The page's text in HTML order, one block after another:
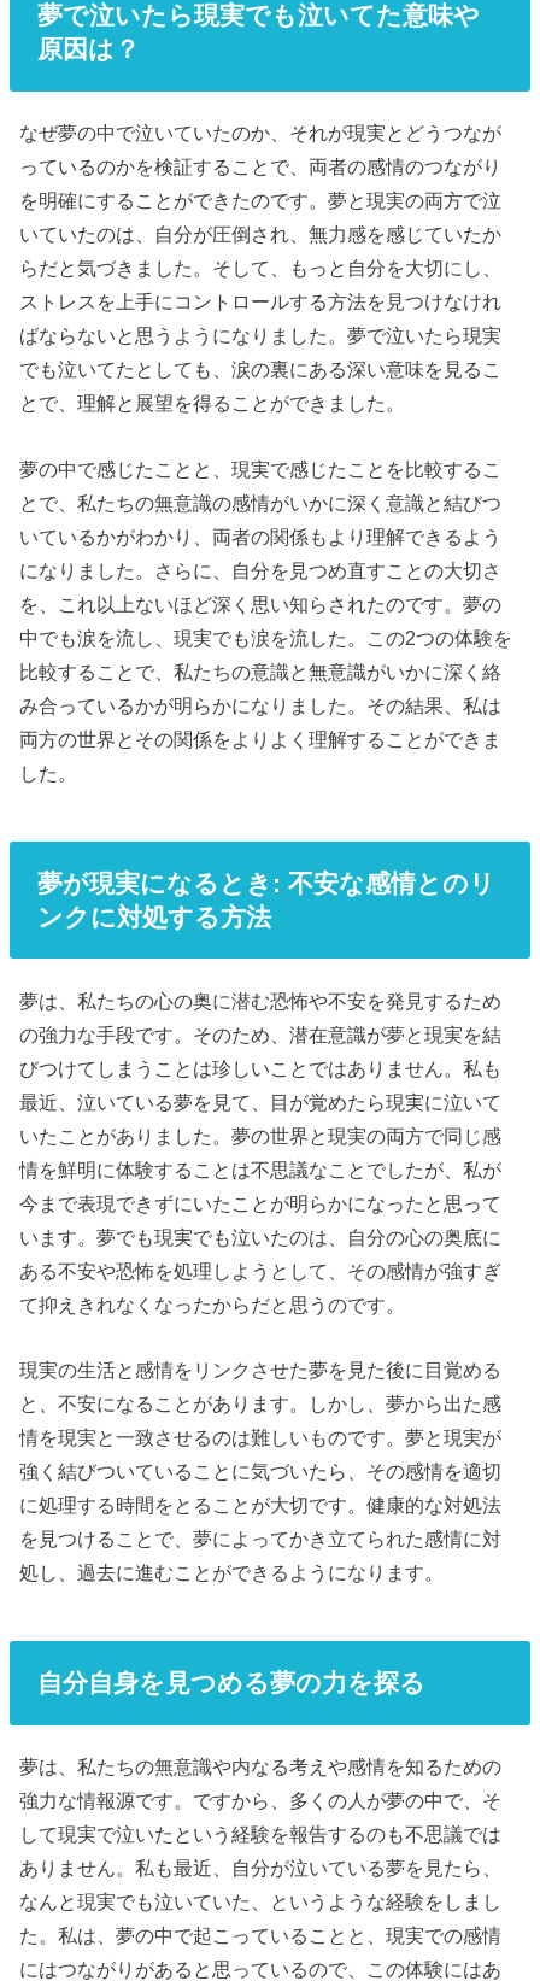
夢で泣いたら現実でも泣いてた意味や
原因は？
なぜ夢の中で泣いていたのか、それが現実とどうつなが
っているのかを検証することで、両者の感情のつながり
を明確にすることができたのです。夢と現実の両方で泣
いていたのは、自分が圧倒され、無力感を感じていたか
らだと気づきました。そして、もっと自分を大切にし、
ストレスを上手にコントロールする方法を見つけなけれ
ばならないと思うようになりました。夢で泣いたら現実
でも泣いてたとしても、涙の裏にある深い意味を見るこ
とで、理解と展望を得ることができました。
夢の中で感じたことと、現実で感じたことを比較するこ
とで、私たちの無意識の感情がいかに深く意識と結びつ
いているかがわかり、両者の関係もより理解できるよう
になりました。さらに、自分を見つめ直すことの大切さ
を、これ以上ないほど深く思い知らされたのです。夢の
中でも涙を流し、現実でも涙を流した。この2つの体験を
比較することで、私たちの意識と無意識がいかに深く絡
み合っているかが明らかになりました。その結果、私は
両方の世界とその関係をよりよく理解することができま
した。
夢が現実になるとき: 不安な感情とのリ
ンクに対処する方法
夢は、私たちの心の奥に潜む恐怖や不安を発見するため
の強力な手段です。そのため、潜在意識が夢と現実を結
びつけてしまうことは珍しいことではありません。私も
最近、泣いている夢を見て、目が覚めたら現実に泣いて
いたことがありました。夢の世界と現実の両方で同じ感
情を鮮明に体験することは不思議なことでしたが、私が
今まで表現できずにいたことが明らかになったと思って
います。夢でも現実でも泣いたのは、自分の心の奥底に
ある不安や恐怖を処理しようとして、その感情が強すぎ
て抑えきれなくなったからだと思うのです。
現実の生活と感情をリンクさせた夢を見た後に目覚める
と、不安になることがあります。しかし、夢から出た感
情を現実と一致させるのは難しいものです。夢と現実が
強く結びついていることに気づいたら、その感情を適切
に処理する時間をとることが大切です。健康的な対処法
を見つけることで、夢によってかき立てられた感情に対
処し、過去に進むことができるようになります。
自分自身を見つめる夢の力を探る
夢は、私たちの無意識や内なる考えや感情を知るための
強力な情報源です。ですから、多くの人が夢の中で、そ
して現実で泣いたという経験を報告するのも不思議では
ありません。私も最近、自分が泣いている夢を見たら、
なんと現実でも泣いていた、というような経験をしまし
た。私は、夢の中で起こっていることと、現実での感情
にはつながりがあると思っているので、この体験にはあ